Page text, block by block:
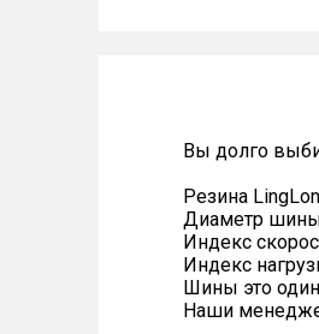
Вы долго
Резина
Диаметр
Индекс
Индекс
Шины это
Наши